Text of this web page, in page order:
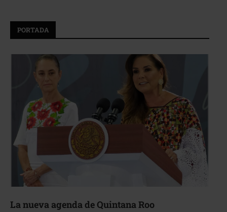
PORTADA
La nueva agenda de Quintana Roo